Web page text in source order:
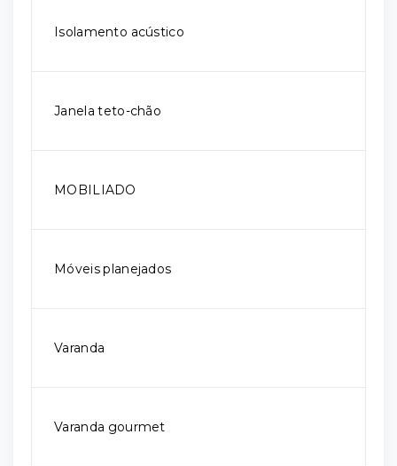
Isolamento acústico
Janela teto-chão
MOBILIADO
Móveis planejados
Varanda
Varanda gourmet